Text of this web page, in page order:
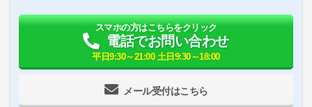
メール受付はこちら
スマホの方はこちらをクリック
電話でお問い合わせ
平日9:30～21:00 土日9:30～18:00